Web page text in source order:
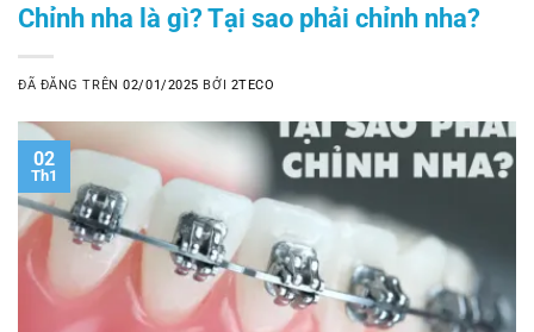
Chỉnh nha là gì? Tại sao phải chỉnh nha?
ĐÃ ĐĂNG TRÊN02/01/2025 BỞI 2TECO
02
Th1